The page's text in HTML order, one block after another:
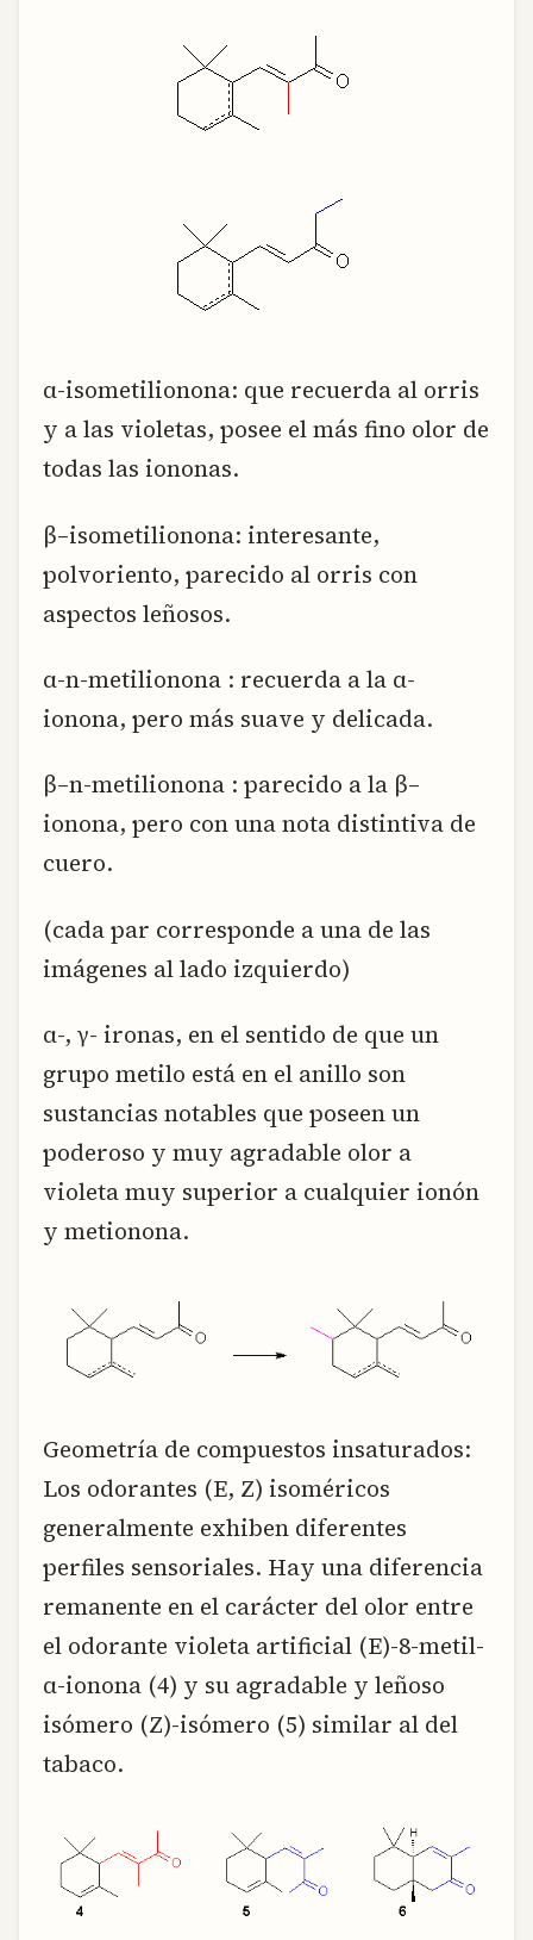
α-isometilionona: que recuerda al orris
y a las violetas, posee el más fino olor de
todas las iononas.
β–isometilionona: interesante,
polvoriento, parecido al orris con
aspectos leñosos.
α-n-metilionona : recuerda a la α-
ionona, pero más suave y delicada.
β–n-metilionona : parecido a la β–
ionona, pero con una nota distintiva de
cuero.
(cada par corresponde a una de las
imágenes al lado izquierdo)
α-, γ- ironas, en el sentido de que un
grupo metilo está en el anillo son
sustancias notables que poseen un
poderoso y muy agradable olor a
violeta muy superior a cualquier ionón
y metionona.
Geometría de compuestos insaturados:
Los odorantes (E, Z) isoméricos
generalmente exhiben diferentes
perfiles sensoriales. Hay una diferencia
remanente en el carácter del olor entre
el odorante violeta artificial (E)-8-metil-
α-ionona (4) y su agradable y leñoso
isómero (Z)-isómero (5) similar al del
tabaco.